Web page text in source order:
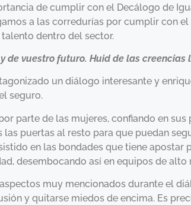
de cumplir con el Decálogo de
a las corredurías por cumplir con
dentro del sector.
de vuestro futuro. Huid de las creencias
un diálogo interesante y
seguro.
parte de las mujeres, confiando en
puertas al resto para que puedan
en las bondades que tiene
desembocando así en equipos de alto
muy mencionados durante el
y quitarse miedos de encima. Es